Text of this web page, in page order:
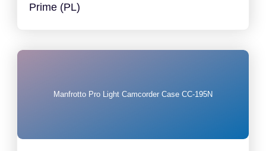
Prime (PL)
Manfrotto Pro Light Camcorder Case CC-195N